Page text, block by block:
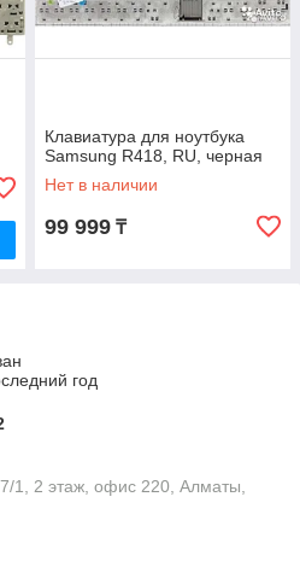
Клавиатура для ноутбука
Samsung R418, RU, черная
Нет в наличии
99 999 ₸
год
1, 2 этаж, офис 220, Алматы,